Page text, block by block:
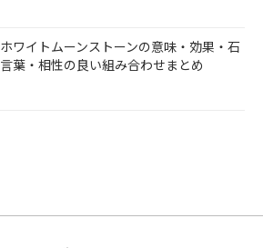
ホワイトムーンストーンの意味・効果・石
言葉・相性の良い組み合わせまとめ